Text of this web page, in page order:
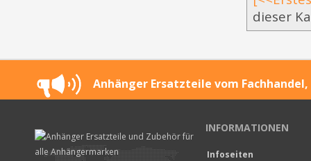
dieser
Anhänger Ersatzteile vom
INFORMATIONEN
Infoseiten